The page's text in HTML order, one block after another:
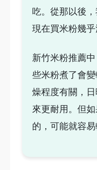
吃。從那以後
現在買米粉幾乎
新竹米粉推薦
些米粉煮了會
燥程度有關，
來更耐用。但
的，可能就容易